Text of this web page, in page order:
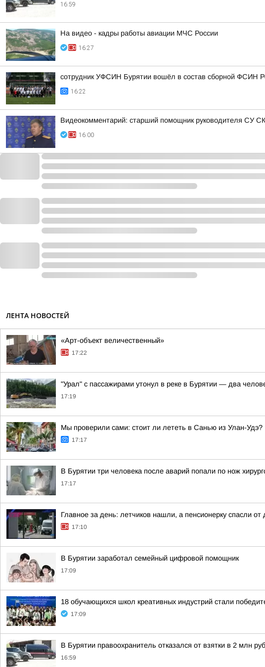
16:59
На видео - кадры работы авиации МЧС России
16:27
сотрудник УФСИН Бурятии вошёл в состав сборной ФСИН
16:22
Видеокомментарий: старший помощник руководителя СУ
16:00
ЛЕНТА НОВОСТЕЙ
«Арт-объект величественный»
17:22
"Урал" с пассажирами утонул в реке в Бурятии — два
17:19
Мы проверили сами: стоит ли лететь в Санью из Улан-Удэ?
17:17
В Бурятии три человека после аварий попали по нож
17:17
Главное за день: летчиков нашли, а пенсионерку спасли от
17:10
В Бурятии заработал семейный цифровой помощник
17:09
18 обучающихся школ креативных индустрий стали
17:09
В Бурятии правоохранитель отказался от взятки в 2 млн
16:59